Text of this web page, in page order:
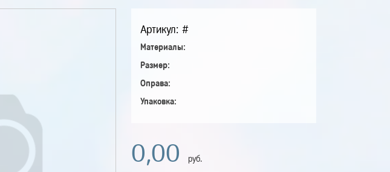
Артикул: #
Материалы:
Размер:
Оправа:
Упаковка:
0,00 руб.